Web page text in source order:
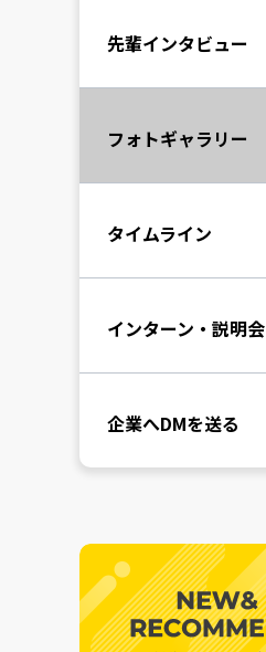
先輩インタビュー
フォトギャラリー
タイムライン
インターン・説明会
企業へDMを送る